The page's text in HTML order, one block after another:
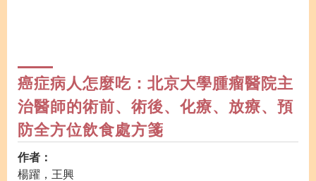
癌症病人怎麼吃：北京大學腫瘤醫院主
治醫師的術前、術後、化療、放療、預
防全方位飲食處方箋
作者：
楊躍，王興